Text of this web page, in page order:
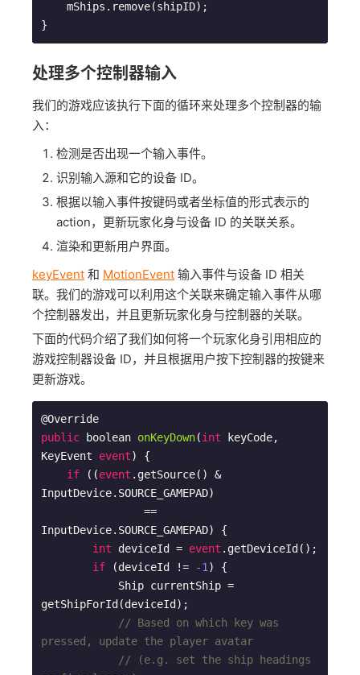
处理多个控制器输入
我们的游戏应该执行下面的循环来处理多个控制器的输
入：
检测是否出现一个输入事件。
识别输入源和它的设备 ID。
根据以输入事件按键码或者坐标值的形式表示的
action，更新玩家化身与设备 ID 的关联关系。
渲染和更新用户界面。
keyEvent 和 MotionEvent 输入事件与设备 ID 相关
联。我们的游戏可以利用这个关联来确定输入事件从哪
个控制器发出，并且更新玩家化身与控制器的关联。
下面的代码介绍了我们如何将一个玩家化身引用相应的
游戏控制器设备 ID，并且根据用户按下控制器的按键来
更新游戏。
@
public boolean onKeyDown(int keyCode,
KeyEvent event) {
if ((event .getSource() &
InputDevice.SOURCE_GAMEPAD)
InputDevice.SOURCE_GAMEPAD) {
int deviceId = event .getDeviceId();
if (deviceId != -1 ) {
getShipForId(deviceId);
// Based on which key was
pressed, update the player avatar
// (e.g. set the ship headings